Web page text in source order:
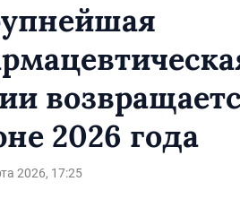
2026 года
2026, 17:25